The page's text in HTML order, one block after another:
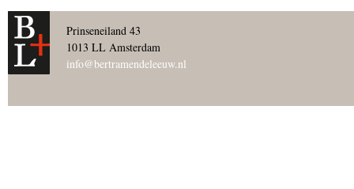
Prinseneiland 43
1013 LL Amsterdam
info@bertramendeleeuw.nl